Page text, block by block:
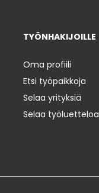
TYÖNHAKIJOILLE
Oma profiili
Etsi työpaikkoja
Selaa yrityksiä
Selaa työluetteloa